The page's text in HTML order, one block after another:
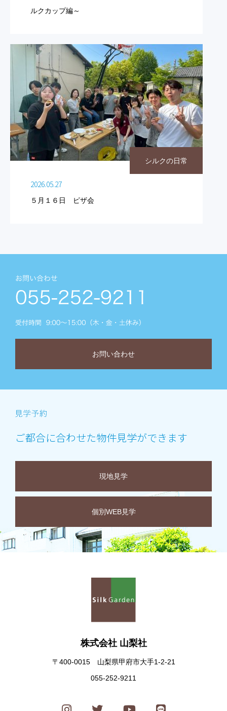
ルクカップ編～
シルクの日常
2026.05.27
５月１６日 ピザ会
お問い合わせ
ご都合に合わせた物件見学ができます
現地見学
個別WEB見学
株式会社 山梨社
〒400-0015 山梨県甲府市大手1-2-21
055-252-9211